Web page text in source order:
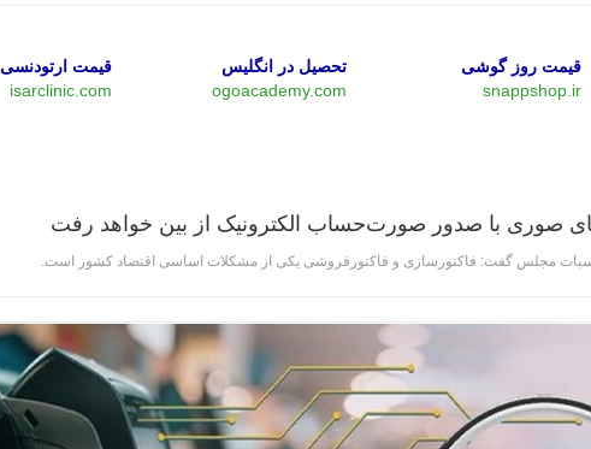
قیمت روز گوشی
snappshop.ir
تحصیل در انگلیس
ogoacademy.com
قیمت ارتودنسی
isarclinic.com
صوری با صدور صورت‌حساب الکترونیک از بین خواهد رفت
مجلس گفت: فاکتورسازی و فاکتورفروشی یکی از مشکلات اساسی اقتصاد کشور است.